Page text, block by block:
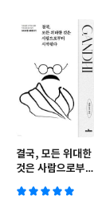
결국, 모든 위대한
것은 사람으로부터